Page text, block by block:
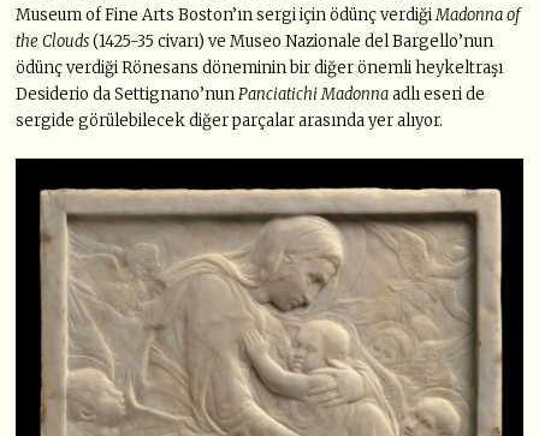
Museum of Fine Arts Boston’ın sergi için ödünç verdiğiMadonna of
the Clouds(1425-35 civarı) ve Museo Nazionale del Bargello’nun
ödünç verdiği Rönesans döneminin bir diğer önemli heykeltraşı
Desiderio da Settignano’nunPanciatichi Madonnaadlı eseri de
sergide görülebilecek diğer parçalar arasında yer alıyor.